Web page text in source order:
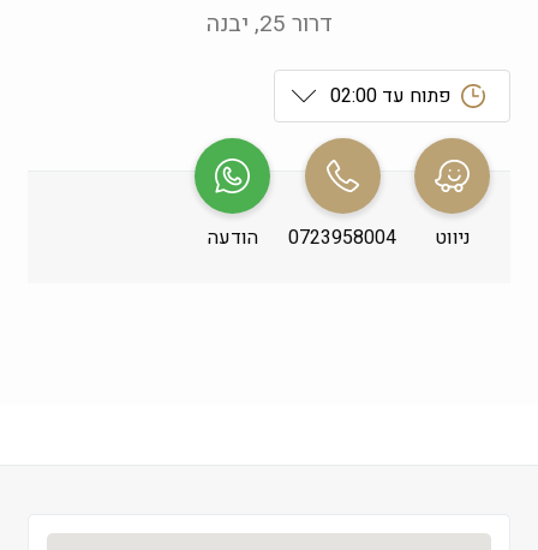
דרור 25, יבנה
פתוח עד 02:00
ראשון
שני
09:00-19:00
שלישי
ניווט 0723958004 הודעה